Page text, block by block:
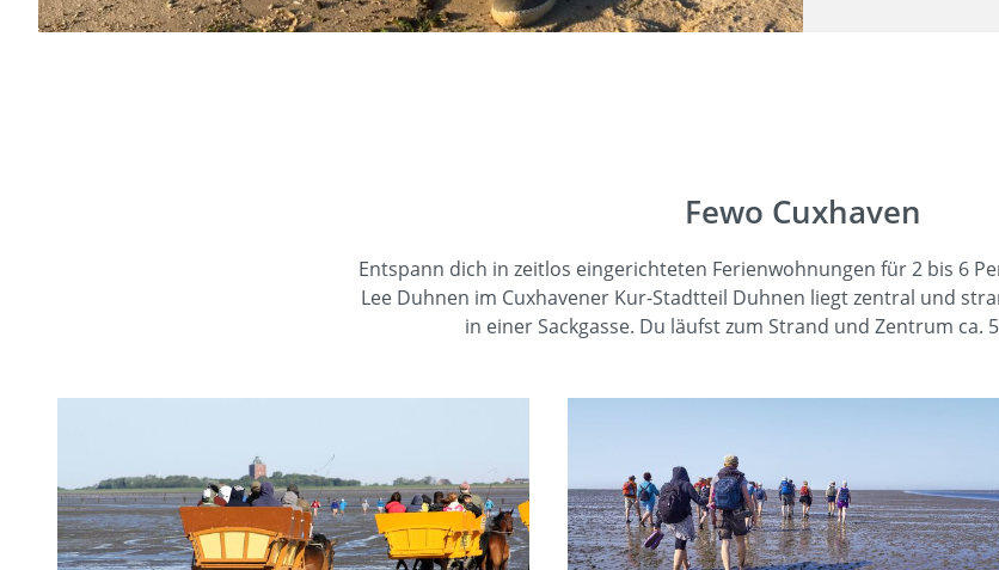
Fewo Cuxhaven
Entspann dich in zeitlos eingerichteten Ferienwohnungen für 2 bis 6
Lee Duhnen im Cuxhavener Kur-Stadtteil Duhnen liegt zentral und
in einer Sackgasse. Du läufst zum Strand und Zentrum ca.